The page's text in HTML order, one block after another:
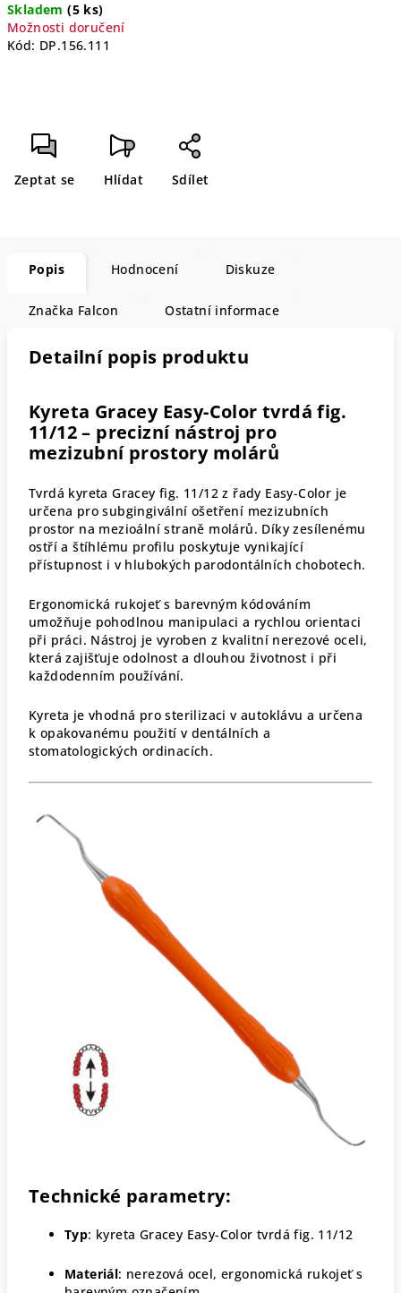
cena:
Skladem(5 ks)
Možnosti doručení
Kód: DP.156.111
Zeptat se Hlídat Sdílet
Popis Hodnocení Diskuze
Značka Falcon Ostatní informace
Detailní popis produktu
Kyreta Gracey Easy-Color tvrdá fig.
11/12 – precizní nástroj pro
mezizubní prostory molárů
Tvrdá kyreta Gracey fig. 11/12 z řady Easy-Color je
určena pro subgingivální ošetření mezizubních
prostor na mezioální straně molárů. Díky zesílenému
ostří a štíhlému profilu poskytuje vynikající
přístupnost i v hlubokých parodontálních chobotech.
Ergonomická rukojeť s barevným kódováním
umožňuje pohodlnou manipulaci a rychlou orientaci
při práci. Nástroj je vyroben z kvalitní nerezové oceli,
která zajišťuje odolnost a dlouhou životnost i při
každodenním používání.
Kyreta je vhodná pro sterilizaci v autoklávu a určena
k opakovanému použití v dentálních a
stomatologických ordinacích.
Technické parametry:
Typ: kyreta Gracey Easy-Color tvrdá fig. 11/12
Materiál: nerezová ocel, ergonomická rukojeť s